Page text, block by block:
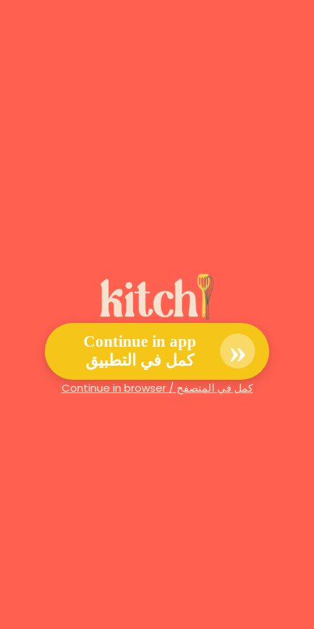
Continue in app
كمل في التطبيق
»
Continue in browser / كمل في المتصفح